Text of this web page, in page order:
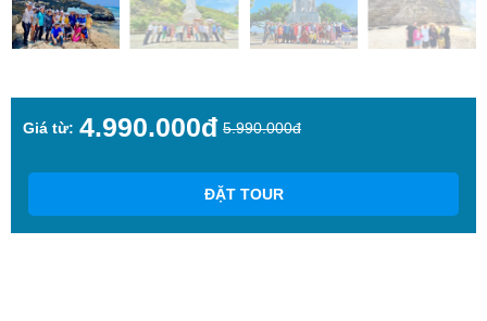
Giá từ: 4.990.000đ 5.990.000đ
ĐẶT TOUR